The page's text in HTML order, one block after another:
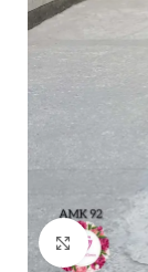
Click to